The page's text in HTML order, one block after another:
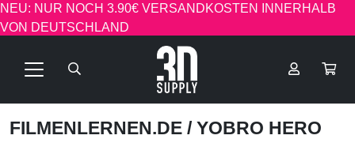
NEU: NUR NOCH 3.90€ VERSANDKOSTEN INNERHALB
VON DEUTSCHLAND
FILMENLERNEN.DE / YOBRO HERO